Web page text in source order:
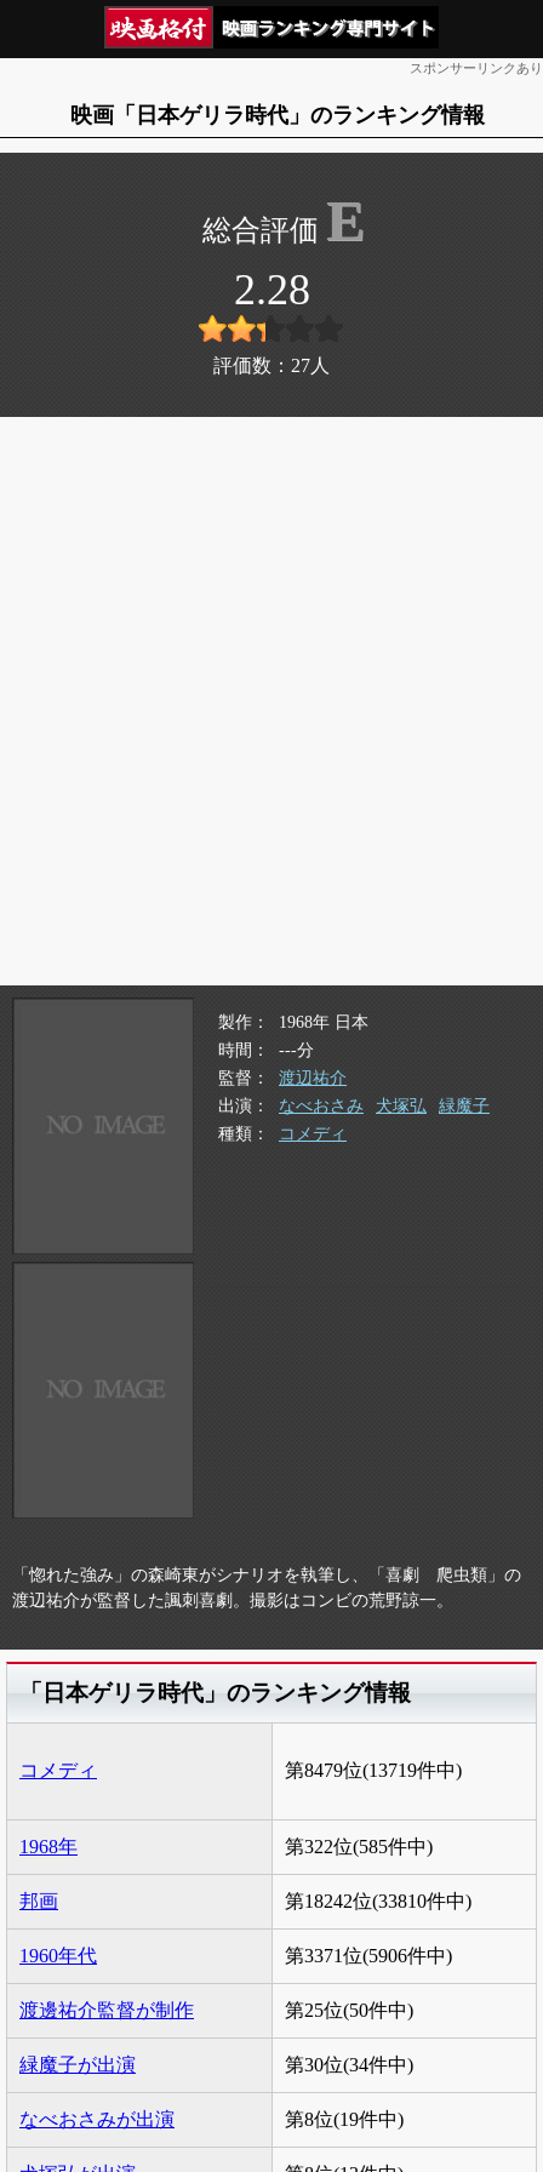
スポンサーリンクあり
映画「日本ゲリラ時代」のランキング情報
E
2.28
評価数： 27 人
製作
1968年 日本
時間
---分
監督
渡辺祐介
出演
なべおさみ 犬塚弘
緑魔子
種類
コメディ
「惚れた強み」の森崎東がシナリオを執筆し、「喜劇 爬虫類」の
渡辺祐介が監督した諷刺喜劇。撮影はコンビの荒野諒一。
「日本ゲリラ時代」のランキング情報
コメディ 第8479位(13719件中)
1968年 第322位(585件中)
邦画 第18242位(33810件中)
1960年代 第3371位(5906件中)
渡邊祐介監督が制作 第25位(50件中)
緑魔子が出演 第30位(34件中)
なべおさみが出演 第8位(19件中)